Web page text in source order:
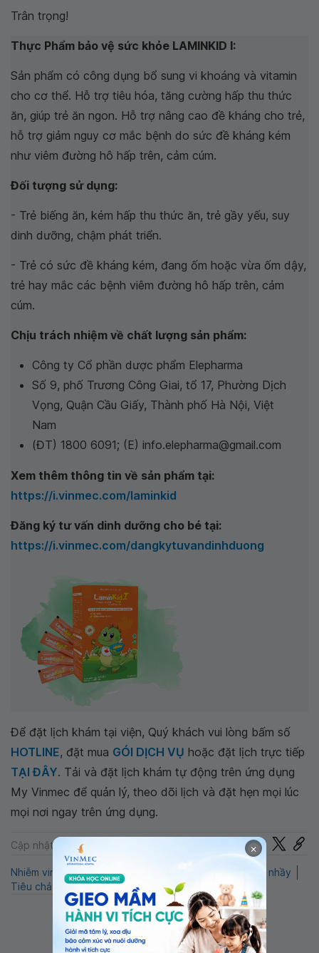
Trân trọng!
Thực Phẩm bảo vệ sức khỏe LAMINKID I:
Sản phẩm có công dụng bổ sung vi khoáng và vitamin
cho cơ thể. Hỗ trợ tiêu hóa, tăng cường hấp thu thức
ăn, giúp trẻ ăn ngon. Hỗ trợ nâng cao đề kháng cho trẻ,
hỗ trợ giảm nguy cơ mắc bệnh do sức đề kháng kém
như viêm đường hô hấp trên, cảm cúm.
Đối tượng sử dụng:
- Trẻ biếng ăn, kém hấp thu thức ăn, trẻ gầy yếu, suy
dinh dưỡng, chậm phát triển.
- Trẻ có sức đề kháng kém, đang ốm hoặc vừa ốm dậy,
trẻ hay mắc các bệnh viêm đường hô hấp trên, cảm
cúm.
Chịu trách nhiệm về chất lượng sản phẩm:
Công ty Cổ phần dược phẩm Elepharma
Số 9, phố Trương Công Giai, tổ 17, Phường Dịch
Vọng, Quận Cầu Giấy, Thành phố Hà Nội, Việt
Nam
(ĐT) 1800 6091; (E) info.elepharma@gmail.com
Xem thêm thông tin về sản phẩm tại:
https://i.vinmec.com/laminkid
Đăng ký tư vấn dinh dưỡng cho bé tại:
https://i.vinmec.com/dangkytuvandinhduong
Để đặt lịch khám tại viện, Quý khách vui lòng bấm số
HOTLINE, đặt mua GÓI DỊCH VỤ hoặc đặt lịch trực tiếp
TẠI ĐÂY. Tải và đặt lịch khám tự động trên ứng dụng
My Vinmec để quản lý, theo dõi lịch và đặt hẹn mọi lúc
mọi nơi ngay trên ứng dụng.
Cập nhật: 22-07-2024
Nhiễm virus LaminKid
Đi ngoài có chất nhầy
Tiêu chảy
Nhiễm khuẩn
×